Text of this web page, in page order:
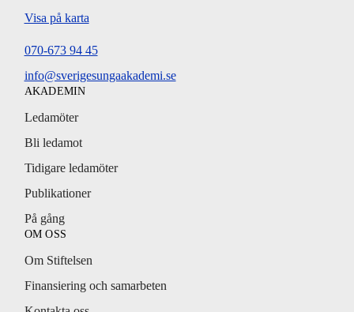
Visa på karta
070-673 94 45
info@sverigesungaakademi.se
AKADEMIN
Ledamöter
Bli ledamot
Tidigare ledamöter
Publikationer
På gång
OM OSS
Om Stiftelsen
Finansiering och samarbeten